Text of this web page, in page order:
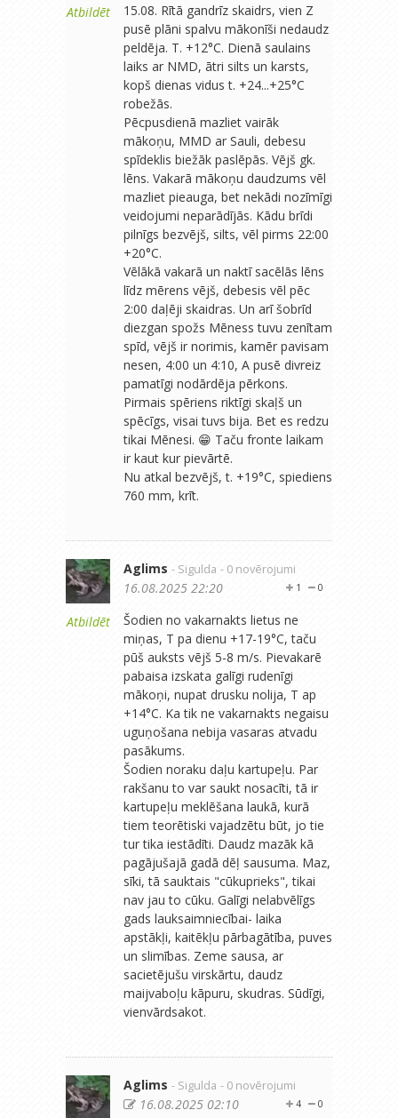
Atbildēt
15.08. Rītā gandrīz skaidrs, vien Z
pusē plāni spalvu mākonīši nedaudz
peldēja. T. +12°C. Dienā saulains
laiks ar NMD, ātri silts un karsts,
kopš dienas vidus t. +24...+25°C
robežās.
Pēcpusdienā mazliet vairāk
mākoņu, MMD ar Sauli, debesu
spīdeklis biežāk paslēpās. Vējš gk.
lēns. Vakarā mākoņu daudzums vēl
mazliet pieauga, bet nekādi nozīmīgi
veidojumi neparādījās. Kādu brīdi
pilnīgs bezvējš, silts, vēl pirms 22:00
+20°C.
Vēlākā vakarā un naktī sacēlās lēns
līdz mērens vējš, debesis vēl pēc
2:00 daļēji skaidras. Un arī šobrīd
diezgan spožs Mēness tuvu zenītam
spīd, vējš ir norimis, kamēr pavisam
nesen, 4:00 un 4:10, A pusē divreiz
pamatīgi nodārdēja pērkons.
Pirmais spēriens riktīgi skaļš un
spēcīgs, visai tuvs bija. Bet es redzu
tikai Mēnesi. 😁 Taču fronte laikam
ir kaut kur pievārtē.
Nu atkal bezvējš, t. +19°C, spiediens
760 mm, krīt.
Atbildēt
Aglims - Sigulda - 0 novērojumi
0
1
16.08.2025 22:20
Šodien no vakarnakts lietus ne
miņas, T pa dienu +17-19°C, taču
pūš auksts vējš 5-8 m/s. Pievakarē
pabaisa izskata galīgi rudenīgi
mākoņi, nupat drusku nolija, T ap
+14°C. Ka tik ne vakarnakts negaisu
uguņošana nebija vasaras atvadu
pasākums.
Šodien noraku daļu kartupeļu. Par
rakšanu to var saukt nosacīti, tā ir
kartupeļu meklēšana laukā, kurā
tiem teorētiski vajadzētu būt, jo tie
tur tika iestādīti. Daudz mazāk kā
pagājušajā gadā dēļ sausuma. Maz,
sīki, tā sauktais "cūkuprieks", tikai
nav jau to cūku. Galīgi nelabvēlīgs
gads lauksaimniecībai- laika
apstākļi, kaitēkļu pārbagātība, puves
un slimības. Zeme sausa, ar
sacietējušu virskārtu, daudz
maijvaboļu kāpuru, skudras. Sūdīgi,
vienvārdsakot.
Aglims - Sigulda - 0 novērojumi
0
4
16.08.2025 02:10